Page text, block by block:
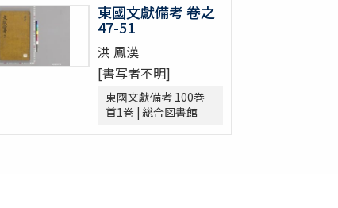
東國文獻備考 卷之
47-51
洪 鳳漢
[書写者不明]
東國文獻備考 100巻
首1巻 | 総合図書館